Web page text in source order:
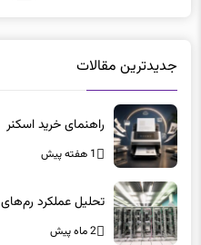
جدیدترین مقالات
راهنمای خرید اسکنر
1 هفته پیش
تحلیل عملکرد رم‌های 128 گیگابایت در بارهای سنگین
2 ماه پیش